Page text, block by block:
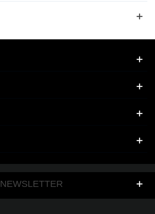
NEWSLETTER